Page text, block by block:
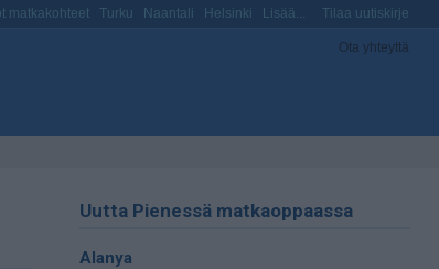
matkakohteet Turku Naantali Helsinki Lisää... Tilaa uutiskirje
Ota yhteyttä
Uutta Pienessä matkaoppaassa
Alanya